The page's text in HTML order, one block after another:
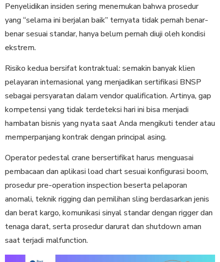
Penyelidikan insiden sering menemukan bahwa prosedur
yang “selama ini berjalan baik” ternyata tidak pernah benar-
benar sesuai standar, hanya belum pernah diuji oleh kondisi
ekstrem.
Risiko kedua bersifat kontraktual: semakin banyak klien
pelayaran internasional yang menjadikan sertifikasi BNSP
sebagai persyaratan dalam vendor qualification. Artinya, gap
kompetensi yang tidak terdeteksi hari ini bisa menjadi
hambatan bisnis yang nyata saat Anda mengikuti tender atau
memperpanjang kontrak dengan principal asing.
Operator pedestal crane bersertifikat harus menguasai
pembacaan dan aplikasi load chart sesuai konfigurasi boom,
prosedur pre-operation inspection beserta pelaporan
anomali, teknik rigging dan pemilihan sling berdasarkan jenis
dan berat kargo, komunikasi sinyal standar dengan rigger dan
tenaga darat, serta prosedur darurat dan shutdown aman
saat terjadi malfunction.